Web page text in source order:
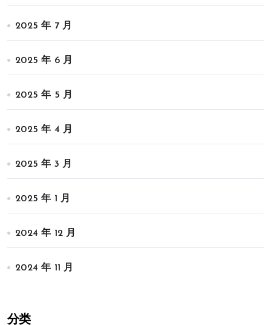
2025 年 7 月
2025 年 6 月
2025 年 5 月
2025 年 4 月
2025 年 3 月
2025 年 1 月
2024 年 12 月
2024 年 11 月
分类